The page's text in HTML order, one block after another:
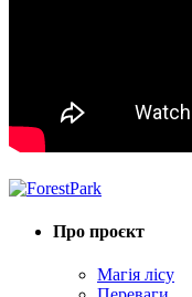
Про проєкт
Магія лісу